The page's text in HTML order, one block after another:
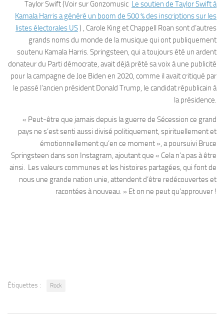
Taylor Swift (Voir sur Gonzomusic Le soutien de Taylor Swift à
Kamala Harris a généré un boom de 500 % des inscriptions sur les
listes électorales US ) , Carole King et Chappell Roan sont d’autres
grands noms du monde de la musique qui ont publiquement
soutenu Kamala Harris. Springsteen, qui a toujours été un ardent
donateur du Parti démocrate, avait déjà prêté sa voix à une publicité
pour la campagne de Joe Biden en 2020, comme il avait critiqué par
le passé l’ancien président Donald Trump, le candidat républicain à
la présidence.
« Peut-être que jamais depuis la guerre de Sécession ce grand
pays ne s’est senti aussi divisé politiquement, spirituellement et
émotionnellement qu’en ce moment », a poursuivi Bruce
Springsteen dans son Instagram, ajoutant que « Cela n’a pas à être
ainsi. Les valeurs communes et les histoires partagées, qui font de
nous une grande nation unie, attendent d’être redécouvertes et
racontées à nouveau. » Et on ne peut qu’approuver !
Étiquettes : Rock